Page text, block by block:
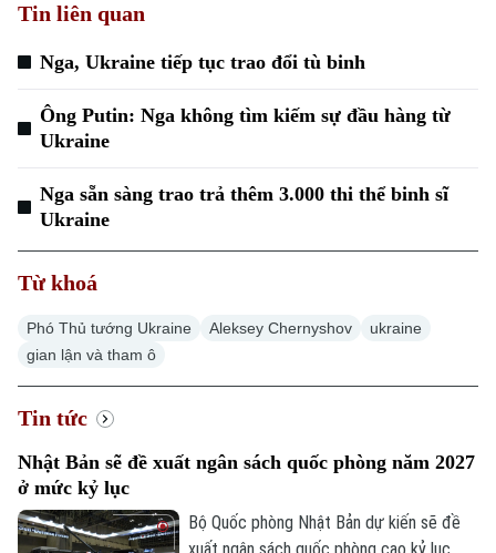
Tin liên quan
Nga, Ukraine tiếp tục trao đổi tù binh
Ông Putin: Nga không tìm kiếm sự đầu hàng từ
Ukraine
Nga sẵn sàng trao trả thêm 3.000 thi thể binh sĩ
Ukraine
Từ khoá
Phó Thủ tướng Ukraine Aleksey Chernyshov
ukraine
gian lận và tham ô
Tin tức
Nhật Bản sẽ đề xuất ngân sách quốc phòng năm 2027
ở mức kỷ lục
Bộ Quốc phòng Nhật Bản dự kiến sẽ đề